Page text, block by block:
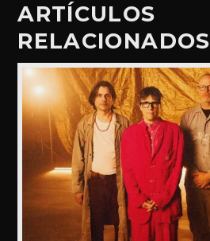
ARTÍCULOS
RELACIONADOS